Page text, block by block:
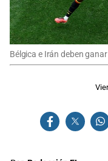
Bélgica e Irán deben